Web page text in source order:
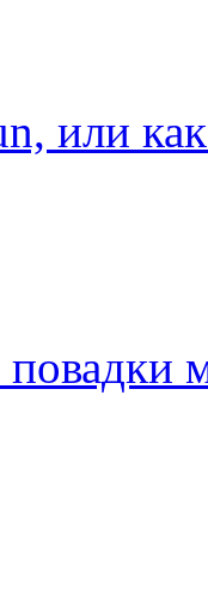
или